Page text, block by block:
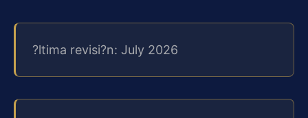
?ltima revisi?n: July 2026